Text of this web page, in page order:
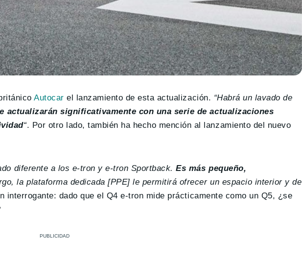
Autocar el lanzamiento de esta actualización. “Habrá un lavado de
actualizarán significativamente con una serie de actualizaciones
“. Por otro lado, también ha hecho mención al lanzamiento del nuevo
diferente a los e-tron y e-tron Sportback.Es más pequeño,
la plataforma dedicada [PPE] le permitirá ofrecer un espacio interior y de
interrogante: dado que el Q4 e-tron mide prácticamente como un Q5, ¿se